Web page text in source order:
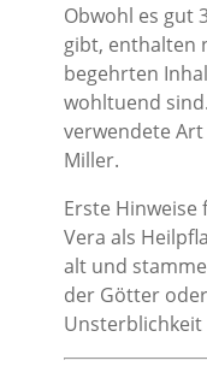
Obwohl es gut
gibt, enthalten
begehrten
wohltuend
verwendete
Miller.
Erste Hinweise
Vera als
alt und
der Götter